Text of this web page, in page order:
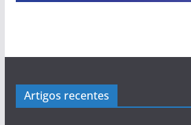
Artigos recentes